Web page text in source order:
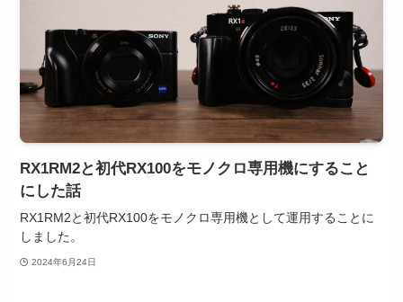
RX1RM2と初代RX100をモノクロ専用機にすること
にした話
RX1RM2と初代RX100をモノクロ専用機として運用することに
しました。
2024年6月24日